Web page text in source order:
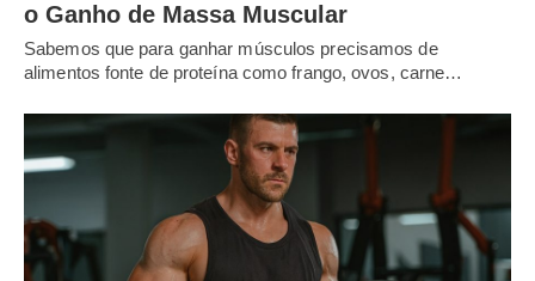
o Ganho de Massa Muscular
Sabemos que para ganhar músculos precisamos de
alimentos fonte de proteína como frango, ovos, carne…